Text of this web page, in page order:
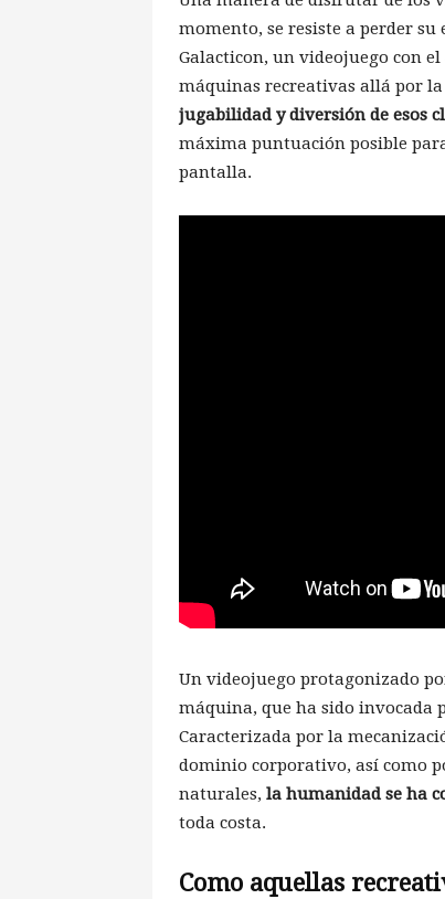
momento, se resiste a perder
Galacticon, un videojuego con
máquinas recreativas allá por la
jugabilidad y diversión de esos
máxima puntuación posible
pantalla.
Un videojuego protagonizado
máquina, que ha sido invocada
Caracterizada por la
dominio corporativo, así como
naturales, la humanidad se ha
toda costa.
Como aquellas